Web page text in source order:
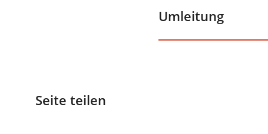
Umleitung
Seite teilen